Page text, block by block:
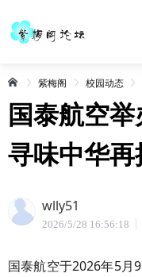
紫梅阁 校园动态
国泰航空
寻味中华
wlly51
2026/5/28 16:56:18
国泰航空于2026年5月